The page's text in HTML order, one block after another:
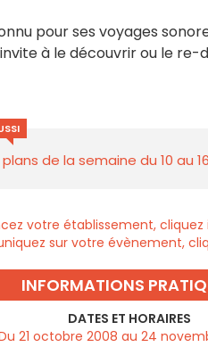
pour ses voyages
invite à le découvrir ou le
plans de la semaine du 10 au
votre établissement, cliquez
sur votre évènement,
INFORMATIONS
DATES ET HORAIRES
21 octobre 2008 au 24